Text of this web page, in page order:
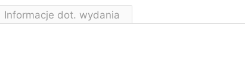
Informacje dot. wydania